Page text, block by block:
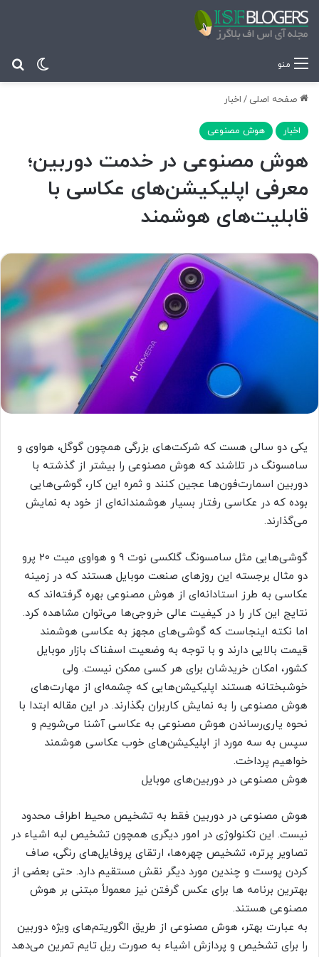
منو
صفحه اصلی / اخبار
اخبار هوش مصنوعی
هوش مصنوعی در خدمت دوربین؛
معرفی اپلیکیشن‌های عکاسی با
قابلیت‌های هوشمند
یکی دو سالی هست که شرکت‌های بزرگی همچون گوگل، هواوی و
سامسونگ در تلاشند که هوش مصنوعی را بیشتر از گذشته با
دوربین اسمارت‌فون‌ها عجین کنند و ثمره این کار، گوشی‌هایی
بوده که در عکاسی رفتار بسیار هوشمندانه‌ای از خود به نمایش
می‌گذارند.
گوشی‌هایی مثل سامسونگ گلکسی نوت 9 و هواوی میت 20 پرو
دو مثال برجسته این روزهای صنعت موبایل هستند که در زمینه
عکاسی به طرز استادانه‌ای از هوش مصنوعی بهره گرفته‌اند که
نتایج این کار را در کیفیت عالی خروجی‌ها می‌توان مشاهده کرد.
اما نکته اینجاست که گوشی‌های مجهز به عکاسی هوشمند
قیمت بالایی دارند و با توجه به وضعیت اسفناک بازار موبایل
کشور، امکان خریدشان برای هر کسی ممکن نیست. ولی
خوشبختانه هستند اپلیکیشن‌هایی که چشمه‌ای از مهارت‌های
هوش مصنوعی را به نمایش کاربران بگذارند. در این مقاله ابتدا با
نحوه یاری‌رساندن هوش مصنوعی به عکاسی آشنا می‌شویم و
سپس به سه مورد از اپلیکیشن‌های خوب عکاسی هوشمند
خواهیم پرداخت.
هوش مصنوعی در دوربین‌های موبایل
هوش مصنوعی در دوربین فقط به تشخیص محیط اطراف محدود
نیست. این تکنولوژی در امور دیگری همچون تشخیص لبه‌ اشیاء در
تصاویر پرتره، تشخیص چهره‌ها، ارتقای پروفایل‌های رنگی، صاف
کردن پوست و چندین مورد دیگر نقش مستقیم دارد. حتی بعضی از
بهترین برنامه ها برای عکس گرفتن نیز معمولاً مبتنی بر هوش
مصنوعی هستند.
به عبارت بهتر، هوش مصنوعی از طریق الگوریتم‌های ویژه دوربین
را برای تشخیص و پردازش اشیاء به صورت ریل تایم تمرین می‌دهد